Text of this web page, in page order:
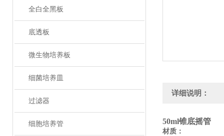
全白全黑板
底透板
微生物培养板
细菌培养皿
过滤器
细胞培养管
详细说明：
50ml锥底摇管
材质：